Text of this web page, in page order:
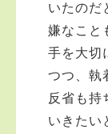
いたのだ
嫌なこと
手を大切
つつ、執
反省も持
いきたい